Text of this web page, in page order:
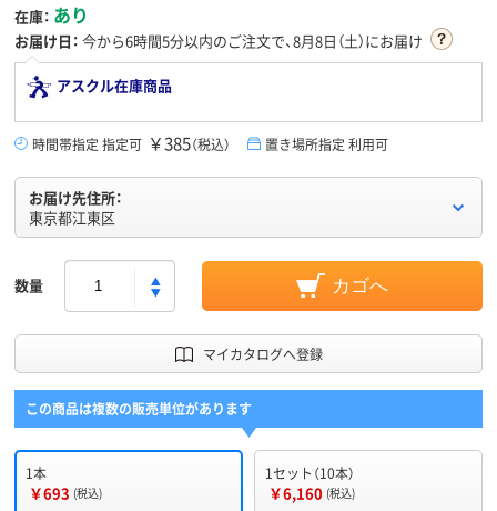
在庫： あり
お届け日： 今から6時間5分以内のご注文で、8月8日（土）にお届け
アスクル在庫商品
時間帯指定 指定可 ￥385（税込） 置き場所指定 利用可
お届け先住所：
東京都江東区
数量 カゴへ
マイカタログへ登録
この商品は複数の販売単位があります
1本
￥693 (税込)
1セット（10本）
￥6,160 (税込)